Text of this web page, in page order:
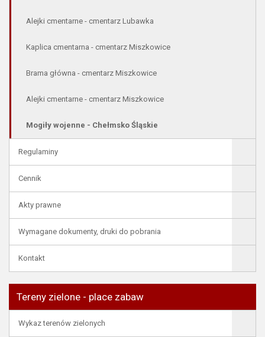
Alejki cmentarne - cmentarz Lubawka
Kaplica cmentarna - cmentarz Miszkowice
Brama główna - cmentarz Miszkowice
Alejki cmentarne - cmentarz Miszkowice
Mogiły wojenne - Chełmsko Śląskie
Regulaminy
Cennik
Akty prawne
Wymagane dokumenty, druki do pobrania
Kontakt
Tereny zielone - place zabaw
Wykaz terenów zielonych